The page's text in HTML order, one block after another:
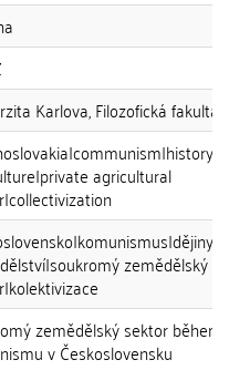
Karlova, Filozofická fakulta
agricultural
zemědělský
zemědělský sektor během
v Československu